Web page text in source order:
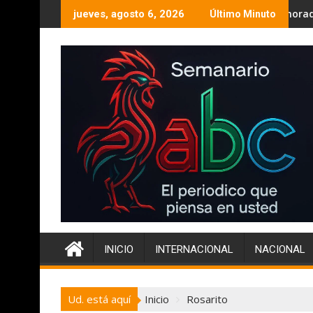
al
jueves, agosto 6, 2026 Último Minuto
en el Campeonato Máster de Pista y Campo 2026.
El PESBC, sigue pintando de morado la Zona Este
INICIO INTERNACIONAL NACIONAL
Ud. está aquí Inicio Rosarito